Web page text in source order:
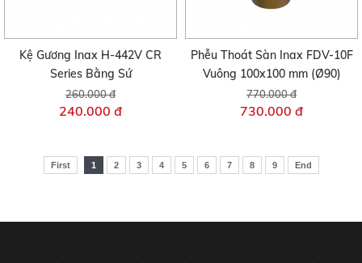
Kệ Gương Inax H-442V CR
Series Bằng Sứ
260.000 đ
240.000 đ
Phễu Thoát Sàn Inax FDV-10F
Vuông 100x100 mm (Ø90)
770.000 đ
730.000 đ
First 1 2 3 4 5 6 7 8 9 End